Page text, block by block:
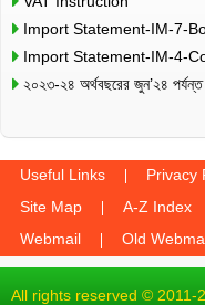
Import Statement-IM-7-
Import Statement-IM-4-
২০২৩-২৪ অর্থবছরের জুন’২৪
Useful Links Privacy
Site Map
A-Z Index
Webmail
Old
All rights reserved ©